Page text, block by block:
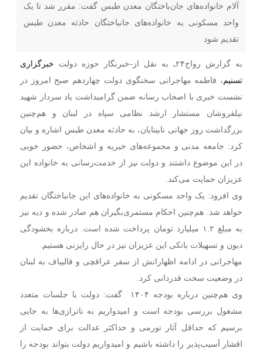
آلام خانواده‌های جان‌باختگان معدن طبس گفت: مقرر شد تا یک
واحد مسکونی به خانواده‌های جانباختگان حادثه معدن طبس
تقدیم شود
به گزارش رواج۲۴ـ به نقل از-خبرنگار حوزه دولت
خبرگزاری
تسنیم، فاطمه مهاجرانی سخنگوی دولت چهاردهم صبح امروز در
نشست خبری با اصحاب رسانه ضمن گرامیداشت یاد سردار شهید
نیلفروشان مستشار ارشد نظامی سپاه در لبنان و هم‌چنین
بزرگداشت روز جهانی نابینایان، به حادثه معدن طبس اشاره و بیان
کرد: جامعه مدنی و مجموعه‌های خیریه و اشخاص، حضور خوبی
در این موضوع داشتند و دولت نیز از خدمت‌رسانی به خانواده این
عزیزان حمایت می‌کند.
وی افزود: یک واحد مسکونی به خانواده‌های این جانباختگان تقدیم
خواهد شد. هم‌چنین احکام مستمری‌بگیران هم صادر شده و دیه نیز
به مبلغ ۱.۲ میلیارد تومان پرداخت شده است. درباره بخشودگی
دیون و تسهیلات بانکی این عزیزان نیز در حال رایزنی هستیم.
مهاجرانی در ادامه اظهاراتش از سفر عراقچی و قالیباف به لبنان
در وضعیت سخت قدردانی کرد.
وی هم‌چنین درباره بودجه ۱۴۰۴ گفت: دولت با جلسات متعدد
مشغول بررسی بودجه است و امیدواریم به ناترازی‌ها به جایی
برسیم که حداقل آثار تورمی و حداکثر عدالت برای حمایت از
اقشار آسیب‌پذیر را داشته باشیم و امیدواریم دولت بتواند بودجه را